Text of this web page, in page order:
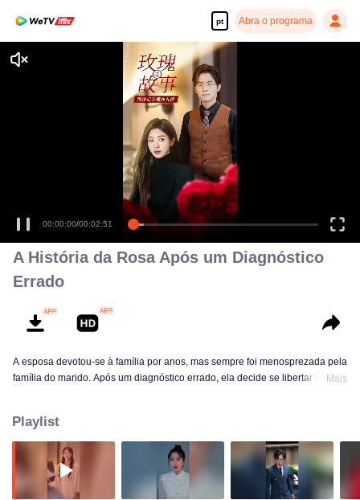
pt Abra o programa
Desfrute de séries em alta definição e com reprodução suave
00:00:00/00:02:51
A História da Rosa Após um Diagnóstico
Errado
A esposa devotou-se à família por anos, mas sempre foi menosprezada pela
família do marido. Após um diagnóstico errado, ela decide se libertar e viver
Mais
Playlist